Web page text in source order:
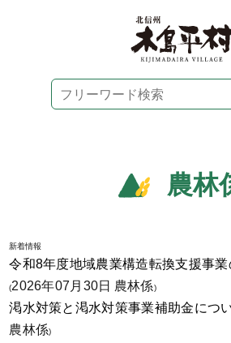
農林
新着情報
令和8年度地域農業構造転換支援事
(2026年07月30日 農林係)
渇水対策と渇水対策事業補助金につ
農林係)